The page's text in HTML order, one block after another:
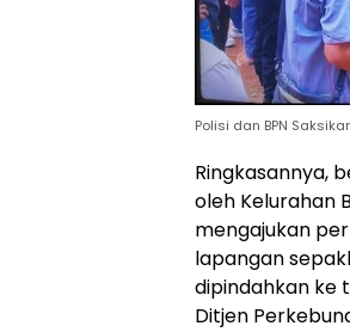
Polisi dan BPN
Ringkasannya,
oleh Kelurahan
mengajukan
lapangan
dipindahkan ke
Ditjen